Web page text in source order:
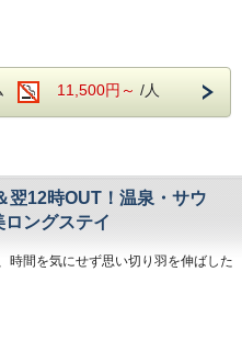
とした「温泉旅」の彩りを。
駅まで送迎いたします。＊事前予約
迎出来ない場合もあります。）
）：お車でのグループ旅行も安心。国
スもスムーズです。
料Wi-Fi：夜のお喋りに欠かせない買
い出アップも快適。
瀬田駅まで朝の送迎あり
ュッフェから】
」にて、和洋バラエティ豊かな朝食
）
て、筆記用具の用意や大浴場へのシ
、
してお過ごしいただける環境を整え
る、館内で使える【2,000円分のお食
の大好きなメニューまで、その日の気
、気兼ねないお食事タイムをお楽しみ
（もしくはその前に！）、自慢の天然
の湯」へ。
る良質なお湯とサウナで、お仕事や
」エリアでは、無料の挽きたてコー
ミックを読んだり、
とことんリラックスしたりと、ご自身
11,500円～ /人
翌12時OUT！温泉・サウ
ングステイ
時間を気にせず思い切り羽を伸ばした
もご滞在いただける、
プランです。